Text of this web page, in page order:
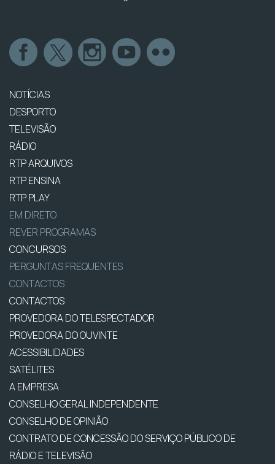
NOTÍCIAS
DESPORTO
TELEVISÃO
RÁDIO
RTP ARQUIVOS
RTP ENSINA
RTP PLAY
EM DIRETO
REVER PROGRAMAS
CONCURSOS
PERGUNTAS FREQUENTES
CONTACTOS
CONTACTOS
PROVEDORA DO TELESPECTADOR
PROVEDORA DO OUVINTE
ACESSIBILIDADES
SATÉLITES
A EMPRESA
CONSELHO GERAL INDEPENDENTE
CONSELHO DE OPINIÃO
CONTRATO DE CONCESSÃO DO SERVIÇO PÚBLICO DE
RÁDIO E TELEVISÃO